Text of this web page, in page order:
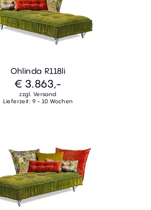
Ohlinda R118li
€ 3.863,-
zzgl. Versand
Lieferzeit: 9 - 10 Wochen